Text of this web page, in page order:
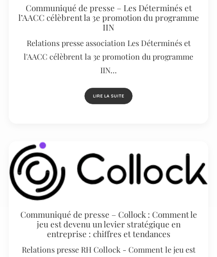
Communiqué de presse – Les Déterminés et
l’AACC célèbrent la 3e promotion du programme
IIN
Relations presse association Les Déterminés et
l'AACC célèbrent la 3e promotion du programme
IIN…
LIRE LA SUITE
Communiqué de presse – Collock : Comment le
jeu est devenu un levier stratégique en
entreprise : chiffres et tendances
Relations presse RH Collock - Comment le jeu est